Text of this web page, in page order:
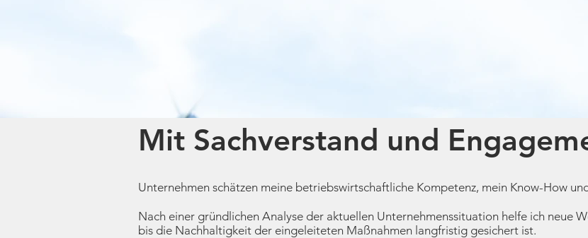
Mit Sachverstand und
Unternehmen schätzen meine betriebswirtschaftliche Kompetenz, mein Know-How
Nach einer gründlichen Analyse der aktuellen Unternehmenssituation helfe ich neue
bis die Nachhaltigkeit der eingeleiteten Maßnahmen langfristig gesichert ist.